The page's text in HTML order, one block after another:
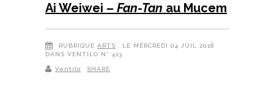
Ai Weiwei – Fan-Tan au Mucem
RUBRIQUE ARTS
, LE MERCREDI 04 JUIL 2018
DANS VENTILO N° 413
Ventilo SHARE